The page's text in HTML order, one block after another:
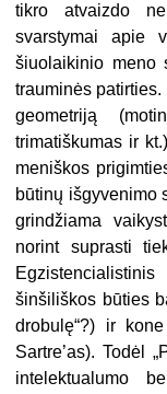
tikro atvaizdo
svarstymai apie
šiuolaikinio meno
trauminės
geometriją
trimatiškumas ir
meniškos
būtinų išgyvenimo
grindžiama
norint suprasti
šinšiliškos būties
drobulę“?) ir
Sartre’as). Todėl
intelektualumo